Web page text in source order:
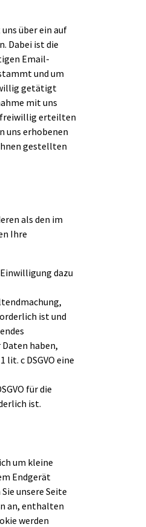
über ein auf
Dabei ist die
Email-
und um
getätigt
mit uns
freiwillig erteilten
uns erhobenen
gestellten
als den im
Ihre
Einwilligung dazu
ist und
haben,
lit. c DSGVO eine
für die
ist.
um kleine
Endgerät
unsere Seite
an, enthalten
werden